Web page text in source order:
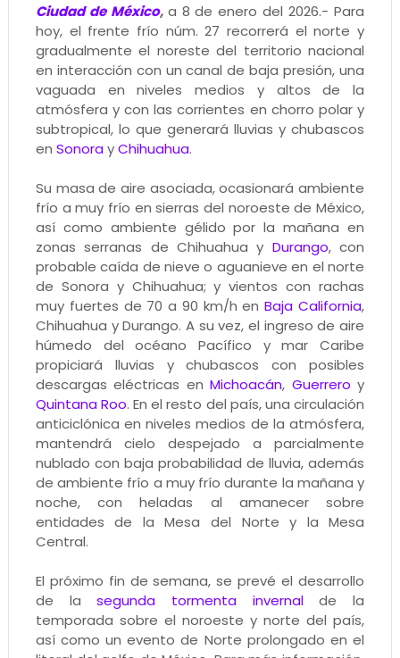
Ciudad de México, a 8 de enero del 2026.- Para
hoy, el frente frío núm. 27 recorrerá el norte y
gradualmente el noreste del territorio nacional
en interacción con un canal de baja presión, una
vaguada en niveles medios y altos de la
atmósfera y con las corrientes en chorro polar y
subtropical, lo que generará lluvias y chubascos
en SonorayChihuahua.
Su masa de aire asociada, ocasionará ambiente
frío a muy frío en sierras del noroeste de México,
así como ambiente gélido por la mañana en
zonas serranas de Chihuahua y Durango, con
probable caída de nieve o aguanieve en el norte
de Sonora y Chihuahua; y vientos con rachas
muy fuertes de 70 a 90 km/h enBaja California,
Chihuahua y Durango. A su vez, el ingreso de aire
húmedo del océano Pacífico y mar Caribe
propiciará lluvias y chubascos con posibles
descargas eléctricas enMichoacán, Guerrero y
Quintana Roo. En el resto del país, una circulación
anticiclónica en niveles medios de la atmósfera,
mantendrá cielo despejado a parcialmente
nublado con baja probabilidad de lluvia, además
de ambiente frío a muy frío durante la mañana y
noche, con heladas al amanecer sobre
entidades de la Mesa del Norte y la Mesa
Central.
El próximo fin de semana, se prevé el desarrollo
de lasegunda tormenta invernalde la
temporada sobre el noroeste y norte del país,
así como un evento de Norte prolongado en el